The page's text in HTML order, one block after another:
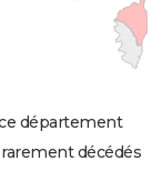
département
décédés